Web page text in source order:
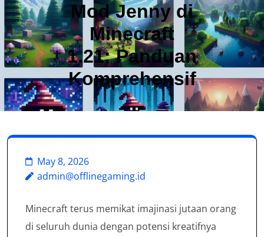
Mod Jenny di
Minecraft
1.21: Panduan
Komprehensif
May 8, 2026
admin@offlinegaming.id
Minecraft terus memikat imajinasi jutaan orang
di seluruh dunia dengan potensi kreatifnya